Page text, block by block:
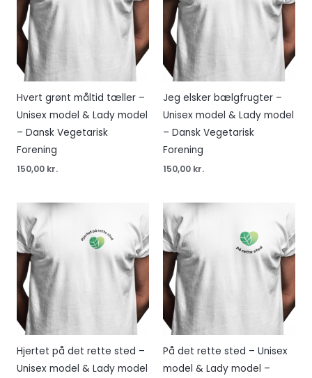
Hvert grønt måltid tæller –
Unisex model & Lady model
– Dansk Vegetarisk
Forening
150,00 kr.
Jeg elsker bælgfrugter –
Unisex model & Lady model
– Dansk Vegetarisk
Forening
150,00 kr.
Hjertet på det rette sted –
Unisex model & Lady model
På det rette sted – Unisex
model & Lady model –